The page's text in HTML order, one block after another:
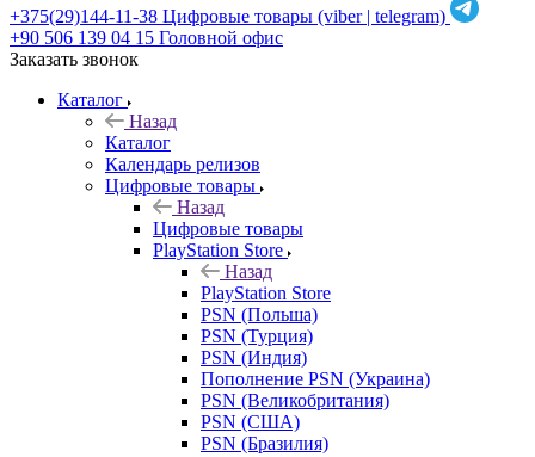
+375(29)144-11-38 Цифровые товары (viber | telegram)
+90 506 139 04 15 Головной офис
Заказать звонок
Каталог
Назад
Каталог
Календарь релизов
Цифровые товары
Назад
Цифровые товары
PlayStation Store
Назад
PlayStation Store
PSN (Польша)
PSN (Турция)
PSN (Индия)
Пополнение PSN (Украина)
PSN (Великобритания)
PSN (США)
PSN (Бразилия)